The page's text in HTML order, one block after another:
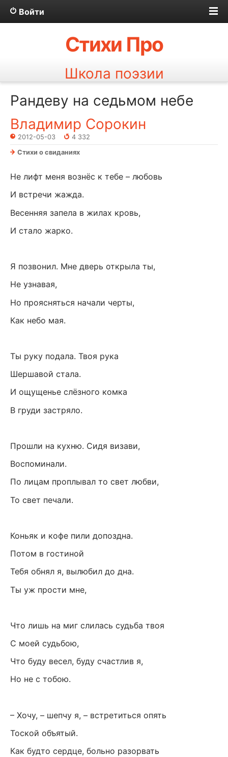
Войти
Стихи Про
Школа поэзии
Рандеву на седьмом небе
Владимир Сорокин
2012-05-03
4 332
Стихи о свиданиях
Не лифт меня вознёс к тебе – любовь
И встречи жажда.
Весенняя запела в жилах кровь,
И стало жарко.
Я позвонил. Мне дверь открыла ты,
Не узнавая,
Но проясняться начали черты,
Как небо мая.
Ты руку подала. Твоя рука
Шершавой стала.
И ощущенье слёзного комка
В груди застряло.
Прошли на кухню. Сидя визави,
Воспоминали.
По лицам проплывал то свет любви,
То свет печали.
Коньяк и кофе пили допоздна.
Потом в гостиной
Тебя обнял я, вылюбил до дна.
Ты уж прости мне,
Что лишь на миг слилась судьба твоя
С моей судьбою,
Что буду весел, буду счастлив я,
Но не с тобою.
– Хочу, – шепчу я, – встретиться опять
Тоской объятый.
Как будто сердце, больно разорвать